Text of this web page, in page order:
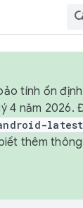
tính ổn
4 năm
thêm